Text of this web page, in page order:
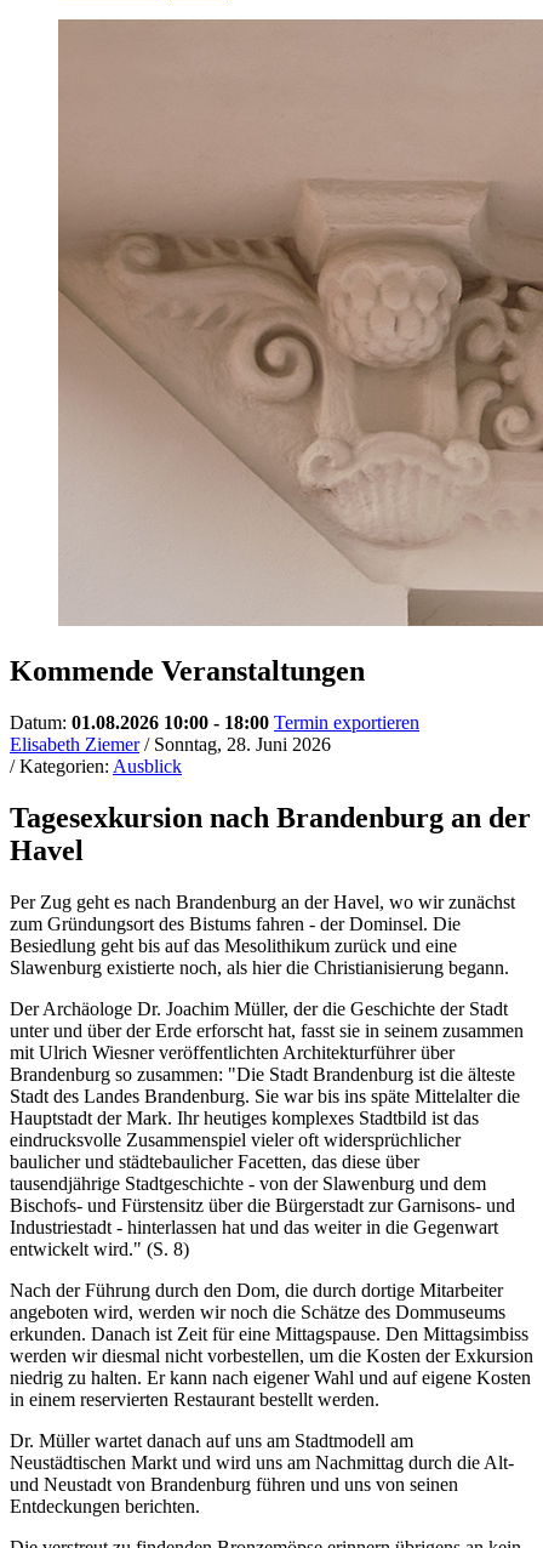
Kommende Veranstaltungen
Datum: 01.08.2026 10:00 - 18:00 Termin exportieren
Elisabeth Ziemer / Sonntag, 28. Juni 2026
/ Kategorien: Ausblick
Tagesexkursion nach Brandenburg an der
Havel
Per Zug geht es nach Brandenburg an der Havel, wo wir zunächst
zum Gründungsort des Bistums fahren - der Dominsel. Die
Besiedlung geht bis auf das Mesolithikum zurück und eine
Slawenburg existierte noch, als hier die Christianisierung begann.
Der Archäologe Dr. Joachim Müller, der die Geschichte der Stadt
unter und über der Erde erforscht hat, fasst sie in seinem zusammen
mit Ulrich Wiesner veröffentlichten Architekturführer über
Brandenburg so zusammen: "Die Stadt Brandenburg ist die älteste
Stadt des Landes Brandenburg. Sie war bis ins späte Mittelalter die
Hauptstadt der Mark. Ihr heutiges komplexes Stadtbild ist das
eindrucksvolle Zusammenspiel vieler oft widersprüchlicher
baulicher und städtebaulicher Facetten, das diese über
tausendjährige Stadtgeschichte - von der Slawenburg und dem
Bischofs- und Fürstensitz über die Bürgerstadt zur Garnisons- und
Industriestadt - hinterlassen hat und das weiter in die Gegenwart
entwickelt wird." (S. 8)
Nach der Führung durch den Dom, die durch dortige Mitarbeiter
angeboten wird, werden wir noch die Schätze des Dommuseums
erkunden. Danach ist Zeit für eine Mittagspause. Den Mittagsimbiss
werden wir diesmal nicht vorbestellen, um die Kosten der Exkursion
niedrig zu halten. Er kann nach eigener Wahl und auf eigene Kosten
in einem reservierten Restaurant bestellt werden.
Dr. Müller wartet danach auf uns am Stadtmodell am
Neustädtischen Markt und wird uns am Nachmittag durch die Alt-
und Neustadt von Brandenburg führen und uns von seinen
Entdeckungen berichten.